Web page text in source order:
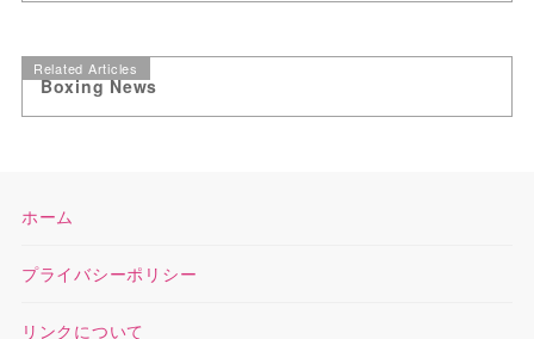
Related Articles
Boxing News
ホーム
プライバシーポリシー
リンクについて